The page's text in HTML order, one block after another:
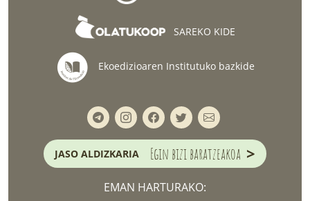
SAREKO KIDE
Ekoedizioaren Institutuko bazkide
JASO ALDIZKARIA Egin bizi baratzeakoa >
EMAN HARTURAKO: